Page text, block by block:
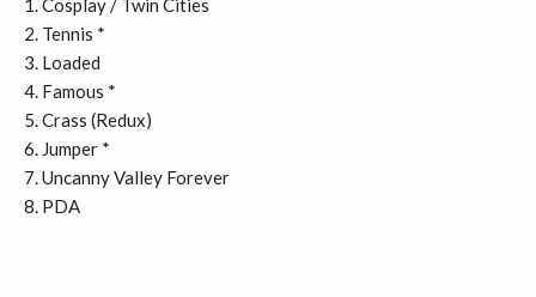
Cosplay / Twin Cities
Tennis *
Loaded
Famous *
Crass (Redux)
Jumper *
Uncanny Valley Forever
PDA